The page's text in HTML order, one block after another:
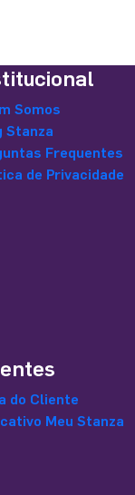
antes de
Somos
Stanza
Frequentes
de Privacidade
do Cliente
Meu Stanza